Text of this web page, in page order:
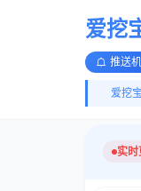
爱挖
推送
爱挖
实